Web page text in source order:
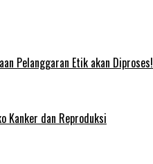
Pelanggaran Etik akan Diproses!
Kanker dan Reproduksi